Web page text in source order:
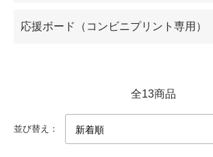
応援ボード（コンビニプリント専用）
全13商品
並び替え：